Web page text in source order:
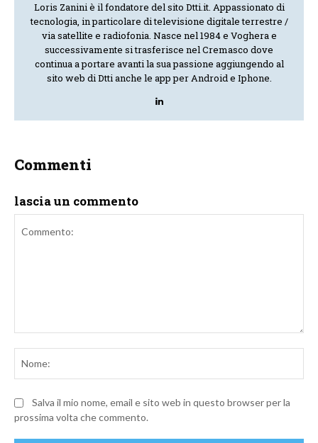
Loris Zanini è il fondatore del sito Dtti.it. Appassionato di
tecnologia, in particolare di televisione digitale terrestre /
via satellite e radiofonia. Nasce nel 1984 e Voghera e
successivamente si trasferisce nel Cremasco dove
continua a portare avanti la sua passione aggiungendo al
sito web di Dtti anche le app per Android e Iphone.
Commenti
lascia un commento
Salva il mio nome, email e sito web in questo browser per la
prossima volta che commento.